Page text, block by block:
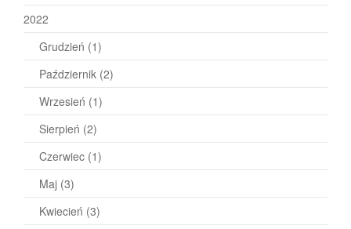
2022
Grudzień (1)
Październik (2)
Wrzesień (1)
Sierpień (2)
Czerwiec (1)
Maj (3)
Kwiecień (3)